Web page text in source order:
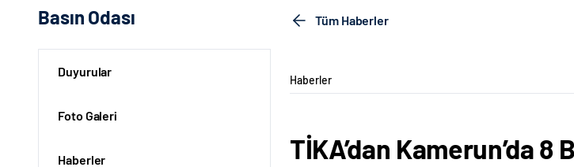
Basın Odası
Duyurular
Foto Galeri
Haberler
Tüm Haberler
Haberler
TİKA’dan Kamerun’da